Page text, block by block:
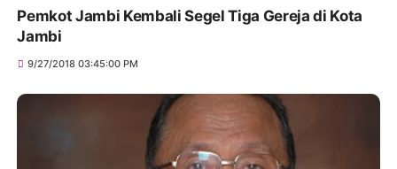
Pemkot Jambi Kembali Segel Tiga Gereja di Kota
Jambi
9/27/2018 03:45:00 PM